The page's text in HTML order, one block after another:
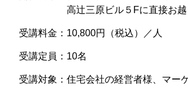
高辻三原ビル５Fに直接お越し
受講料金：10,800円（税込）／人
受講定員：10名
受講対象：住宅会社の経営者様、マー